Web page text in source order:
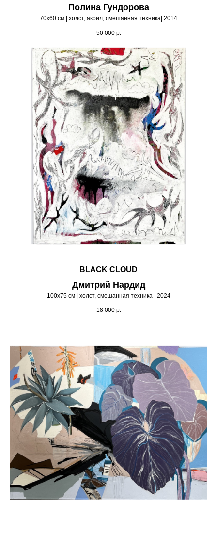
Полина Гундорова
70х60 см | холст, акрил, смешанная техника| 2014
50 000 р.
BLACK CLOUD
Дмитрий Нардид
100х75 см | холст, смешанная техника | 2024
18 000 р.